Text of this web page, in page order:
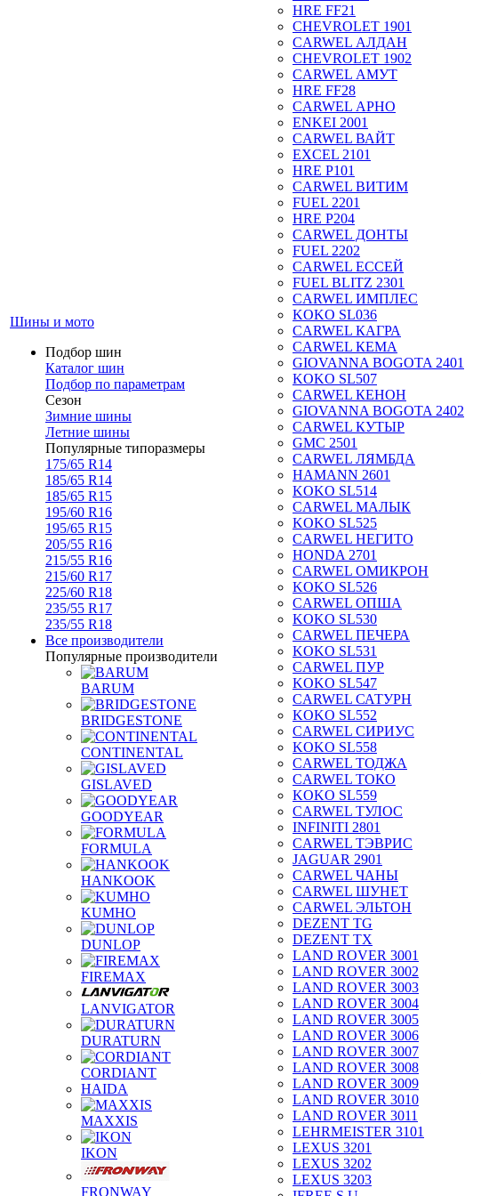
Шины и мото
Подбор шин
Каталог шин
Подбор по параметрам
Сезон
Зимние шины
Летние шины
Популярные типоразмеры
175/65 R14
185/65 R14
185/65 R15
195/60 R16
195/65 R15
205/55 R16
215/55 R16
215/60 R17
225/60 R18
235/55 R17
235/55 R18
Все производители
Популярные производители
BARUM
BRIDGESTONE
CONTINENTAL
GISLAVED
GOODYEAR
FORMULA
HANKOOK
KUMHO
DUNLOP
FIREMAX
LANVIGATOR
DURATURN
CORDIANT
HAIDA
MAXXIS
IKON
FRONWAY
HRE FF21
CHEVROLET 1901
CARWEL АЛДАН
CHEVROLET 1902
CARWEL АМУТ
HRE FF28
CARWEL АРНО
ENKEI 2001
CARWEL ВАЙТ
EXCEL 2101
HRE P101
CARWEL ВИТИМ
FUEL 2201
HRE P204
CARWEL ДОНТЫ
FUEL 2202
CARWEL ЕССЕЙ
FUEL BLITZ 2301
CARWEL ИМПЛЕС
KOKO SL036
CARWEL КАГРА
CARWEL КЕМА
GIOVANNA BOGOTA 2401
KOKO SL507
CARWEL КЕНОН
GIOVANNA BOGOTA 2402
CARWEL КУТЫР
GMC 2501
CARWEL ЛЯМБДА
HAMANN 2601
KOKO SL514
CARWEL МАЛЫК
KOKO SL525
CARWEL НЕГИТО
HONDA 2701
CARWEL ОМИКРОН
KOKO SL526
CARWEL ОПША
KOKO SL530
CARWEL ПЕЧЕРА
KOKO SL531
CARWEL ПУР
KOKO SL547
CARWEL САТУРН
KOKO SL552
CARWEL СИРИУС
KOKO SL558
CARWEL ТОДЖА
CARWEL ТОКО
KOKO SL559
CARWEL ТУЛОС
INFINITI 2801
CARWEL ТЭВРИС
JAGUAR 2901
CARWEL ЧАНЫ
CARWEL ШУНЕТ
CARWEL ЭЛЬТОН
DEZENT TG
DEZENT TX
LAND ROVER 3001
LAND ROVER 3002
LAND ROVER 3003
LAND ROVER 3004
LAND ROVER 3005
LAND ROVER 3006
LAND ROVER 3007
LAND ROVER 3008
LAND ROVER 3009
LAND ROVER 3010
LAND ROVER 3011
LEHRMEISTER 3101
LEXUS 3201
LEXUS 3202
LEXUS 3203